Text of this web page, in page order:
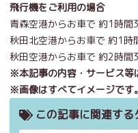
飛行機をご利用の場合
青森空港からお車で 約1時間
秋田北空港からお車で 約1時
秋田空港からお車で 約2時間
※本記事の内容・サービス等
※画像はすべてイメージです。
この記事に関連する